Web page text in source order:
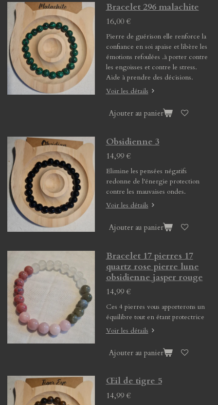
Bracelet 296 malachite
16,00 €
Pierre de guérison elle renforce la
confiance en soi apaise et libère les
émotions refoulées .à porter contre
les engoisses et contre le stress.
Aide à prendre des décisions.
Voir les détails
Ajouter au panier
Obsidienne 3
14,99 €
Elimine les pensées négatifs
redonne de l'énergie protection
contre les mauvaises ondes.
Voir les détails
Ajouter au panier
Bracelet 17 pierres 17
quartz rose pierre lune
obsidienne jasper rouge
14,99 €
Ces 4 pierres vous apporterons un
équilibre tout en étant protectrice
Voir les détails
Ajouter au panier
Œil de tigre 5
14,99 €